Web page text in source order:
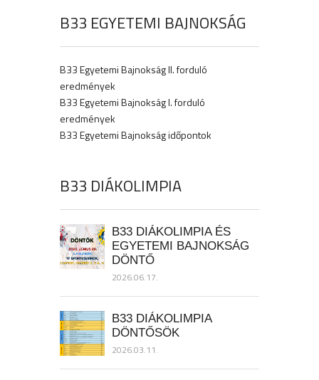
B33 EGYETEMI BAJNOKSÁG
B33 Egyetemi Bajnokság II. forduló
eredmények
B33 Egyetemi Bajnokság I. forduló
eredmények
B33 Egyetemi Bajnokság időpontok
B33 DIÁKOLIMPIA
B33 DIÁKOLIMPIA ÉS
EGYETEMI BAJNOKSÁG
DÖNTŐ
2026.06.17.
B33 DIÁKOLIMPIA
DÖNTŐSÖK
2026.03.11.